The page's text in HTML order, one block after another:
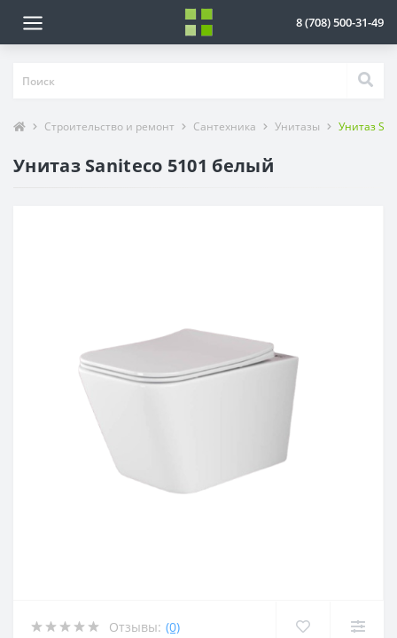
8 (708) 500-31-49
Строительство и ремонт Сантехника Унитазы Унитаз
Унитаз Saniteco 5101 белый
Отзывы: (0)